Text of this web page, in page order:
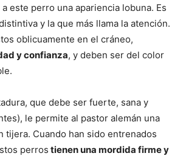
Cachorros
este perro una apariencia lobuna. Es
y la que más llama la atención.
oblicuamente en el cráneo,
y confianza, y deben ser del color
que debe ser fuerte, sana y
le permite al pastor alemán una
tijera. Cuando han sido entrenados
perros tienen una mordida firme y